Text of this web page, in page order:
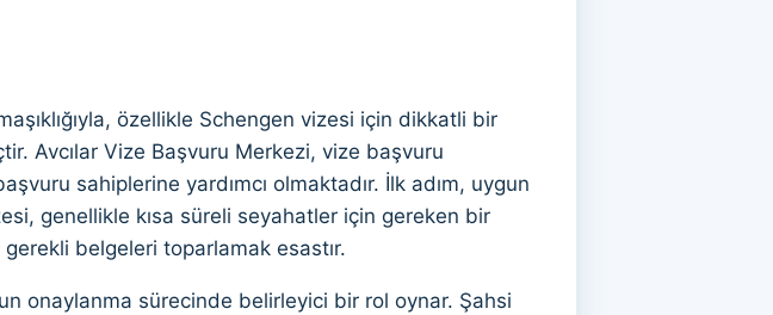
özellikle Schengen vizesi için dikkatli bir
Avcılar Vize Başvuru Merkezi, vize başvuru
sahiplerine yardımcı olmaktadır. İlk adım, uygun
genellikle kısa süreli seyahatler için gereken bir
belgeleri toparlamak esastır.
onaylanma sürecinde belirleyici bir rol oynar. Şahsi